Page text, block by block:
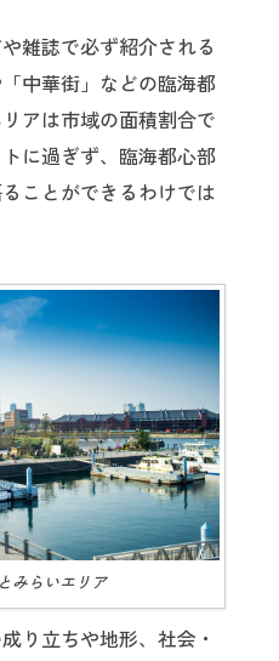
雑誌で必ず紹介される
中華街」などの臨海都
アは市域の面積割合で
に過ぎず、臨海都心部
ことができるわけでは
みらいエリア
り立ちや地形、社会・